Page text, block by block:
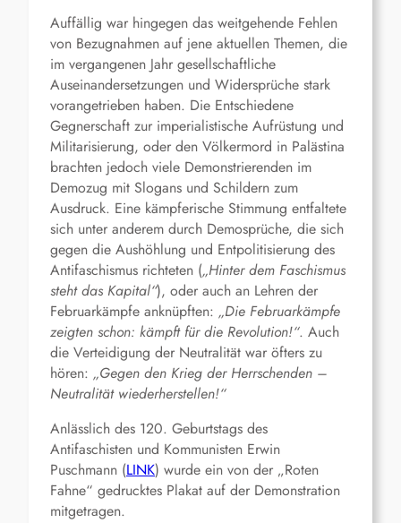
Auffällig war hingegen das weitgehende Fehlen
von Bezugnahmen auf jene aktuellen Themen, die
im vergangenen Jahr gesellschaftliche
Auseinandersetzungen und Widersprüche stark
vorangetrieben haben. Die Entschiedene
Gegnerschaft zur imperialistische Aufrüstung und
Militarisierung, oder den Völkermord in Palästina
brachten jedoch viele Demonstrierenden im
Demozug mit Slogans und Schildern zum
Ausdruck. Eine kämpferische Stimmung entfaltete
sich unter anderem durch Demosprüche, die sich
gegen die Aushöhlung und Entpolitisierung des
Antifaschismus richteten („Hinter dem Faschismus
steht das Kapital“), oder auch an Lehren der
Februarkämpfe anknüpften: „Die Februarkämpfe
zeigten schon: kämpft für die Revolution!“. Auch
die Verteidigung der Neutralität war öfters zu
hören: „Gegen den Krieg der Herrschenden –
Neutralität wiederherstellen!“
Anlässlich des 120. Geburtstags des
Antifaschisten und Kommunisten Erwin
Puschmann (LINK) wurde ein von der „Roten
Fahne“ gedrucktes Plakat auf der Demonstration
mitgetragen.